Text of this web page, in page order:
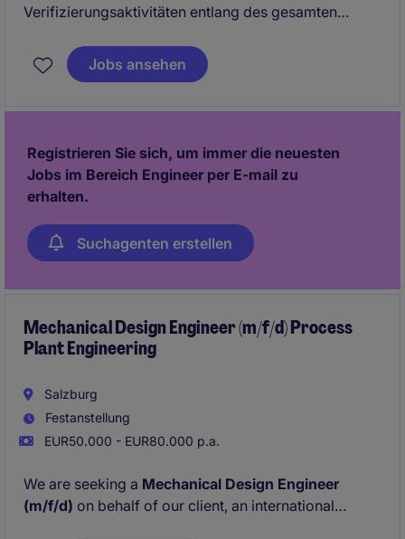
Verifizierungsaktivitäten entlang des gesamten
Serienüberleitung. Sie stellen die Qualität, Sicherheit
und Leistungsfähigkeit komplexer Systeme sicher
Jobs ansehen
Registrieren Sie sich, um immer die neuesten
Jobs im Bereich Engineer per E-mail zu
erhalten.
Suchagenten erstellen
Mechanical Design Engineer (m/f/d) Process
Plant Engineering
Salzburg
Festanstellung
EUR50.000 - EUR80.000 p.a.
We are seeking a Mechanical Design Engineer
(m/f/d) on behalf of our client, an international